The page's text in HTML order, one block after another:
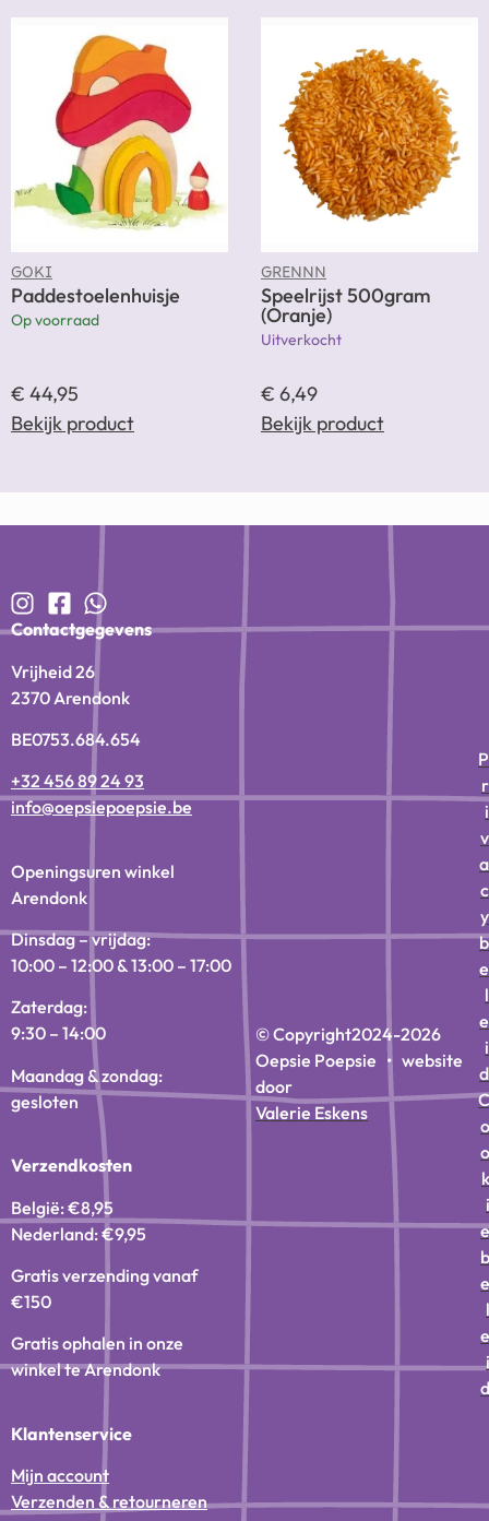
GOKI
Paddestoelenhuisje
Op voorraad
€ 44,95
Bekijk product
GRENNN
Speelrijst 500gram
(Oranje)
Uitverkocht
€ 6,49
Bekijk product
Contactgegevens
Vrijheid 26
2370 Arendonk
BE0753.684.654
+32 456 89 24 93
info@oepsiepoepsie.be
Openingsuren winkel
Arendonk
Dinsdag – vrijdag:
10:00 – 12:00 & 13:00 – 17:00
Zaterdag:
9:30 – 14:00
Maandag & zondag:
gesloten
Verzendkosten
België: €8,95
Nederland: €9,95
Gratis verzending vanaf
€150
Gratis ophalen in onze
winkel te Arendonk
Klantenservice
Mijn account
Verzenden & retourneren
© Copyright2024-2026
Oepsie Poepsie • website
door
Valerie Eskens
P
r
i
v
a
c
y
b
e
l
e
i
d
C
o
o
k
i
e
b
e
l
e
i
d